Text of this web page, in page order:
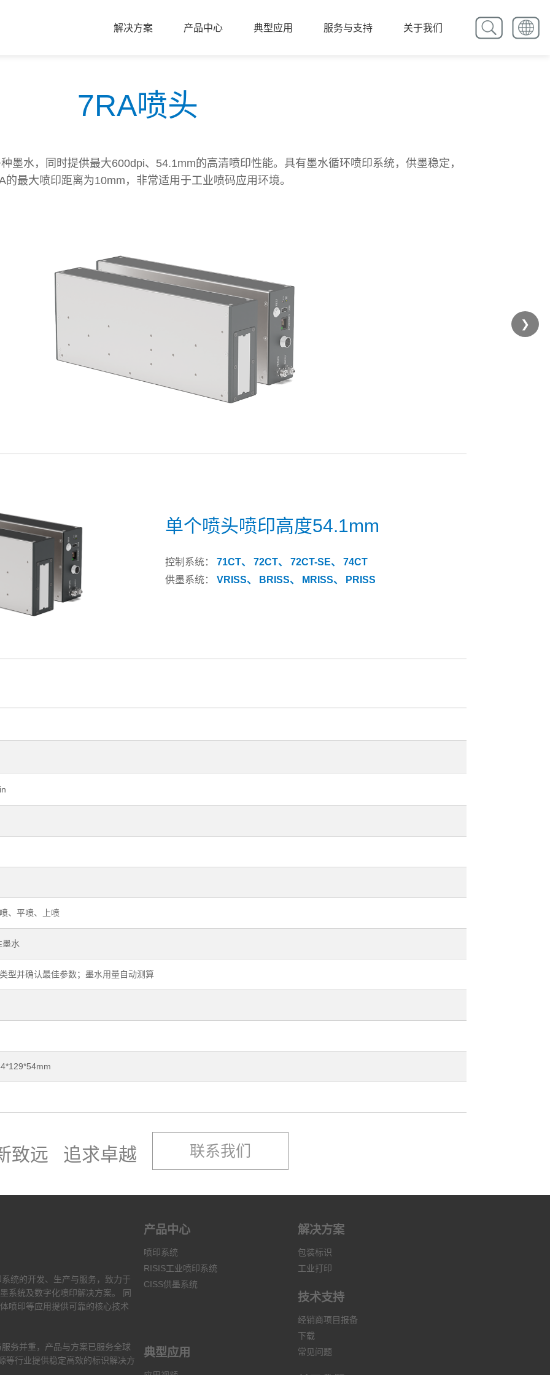
解决方案 产品中心 典型应用 服务与支持 关于我们
7RA喷头
墨水，同时提供最大600dpi、54.1mm的高清喷印性能。具有墨水循环喷印系统，供墨稳定，
的最大喷印距离为10mm，非常适用于工业喷码应用环境。
❯
单个喷头喷印高度54.1mm
控制系统： 71CT、 72CT、 72CT-SE、
74CT
供墨系统： VRISS、 BRISS、 MRISS、 PRISS
、平喷、上喷
墨水
型并确认最佳参数；墨水用量自动测算
致远 追求卓越 联系我们
统的开发、生产与服务，致力于
系统及数字化喷印解决方案。 同
喷印等应用提供可靠的核心技术
务并重，产品与方案已服务全球
等行业提供稳定高效的标识解决方
产品中心
喷印系统
RISIS工业喷印系统
CISS供墨系统
典型应用
解决方案
包装标识
工业打印
技术支持
经销商项目报备
下载
常见问题